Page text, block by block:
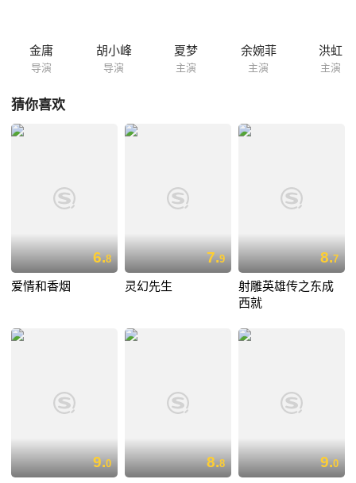
金庸
导演
胡小峰
导演
夏梦
主演
余婉菲
主演
洪虹
主演
猜你喜欢
6.8
爱情和香烟
7.9
灵幻先生
8.7
射雕英雄传之东成
西就
9.0 8.8 9.0